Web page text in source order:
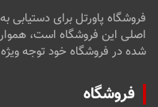
فروشگاه پاورتل برای
اصلی این فروشگاه است،
شده در فروشگاه خود توجه
فروشگاه